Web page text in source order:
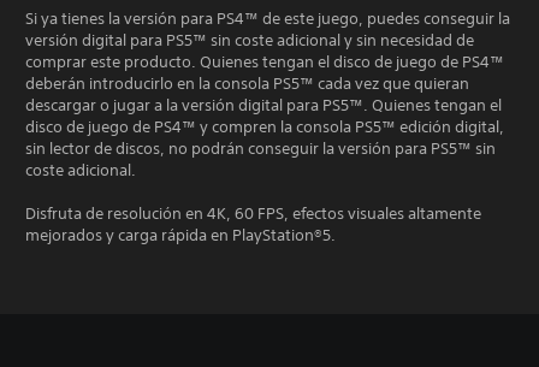
Si ya tienes la versión para PS4™ de este juego, puedes conseguir la
versión digital para PS5™ sin coste adicional y sin necesidad de
comprar este producto. Quienes tengan el disco de juego de PS4™
deberán introducirlo en la consola PS5™ cada vez que quieran
descargar o jugar a la versión digital para PS5™. Quienes tengan el
disco de juego de PS4™ y compren la consola PS5™ edición digital,
sin lector de discos, no podrán conseguir la versión para PS5™ sin
coste adicional.
Disfruta de resolución en 4K, 60 FPS, efectos visuales altamente
mejorados y carga rápida en PlayStation®5.